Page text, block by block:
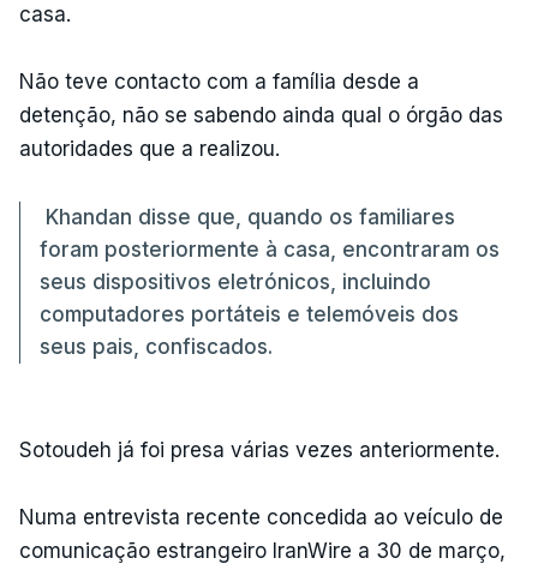
casa.
Não teve contacto com a família desde a
detenção, não se sabendo ainda qual o órgão das
autoridades que a realizou.
Khandan disse que, quando os familiares
foram posteriormente à casa, encontraram os
seus dispositivos eletrónicos, incluindo
computadores portáteis e telemóveis dos
seus pais, confiscados.
Sotoudeh já foi presa várias vezes anteriormente.
Numa entrevista recente concedida ao veículo de
comunicação estrangeiro IranWire a 30 de março,